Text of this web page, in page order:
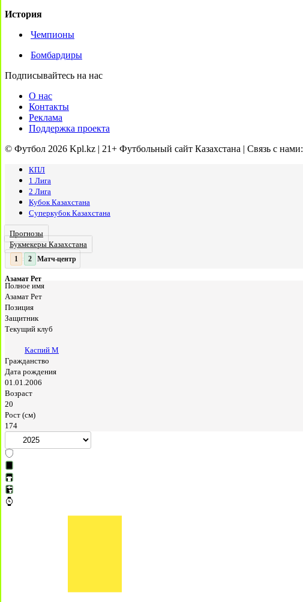
История
Чемпионы
Бомбардиры
Подписывайтесь на нас
О нас
Контакты
Реклама
Поддержка проекта
© Футбол 2026 Kpl.kz | 21+ Футбольный сайт Казахстана | Связь с нами:
КПЛ
1 Лига
2 Лига
Кубок Казахстана
Суперкубок Казахстана
Прогнозы
Букмекеры Казахстана
2 : 2 Матч-центр
Азамат Рет
Полное имя
Азамат Рет
Позиция
Защитник
Текущий клуб
Каспий М
Гражданство
Дата рождения
01.01.2006
Возраст
20
Рост (см)
174